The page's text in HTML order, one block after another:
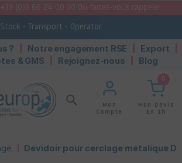
(0)3 66 24 00 30 Ou faites-vous rappeler
Stock - Transport - Operator
? Notre engagement RSE
Export
& GMS
Rejoignez-nous Blog
search
Mon
Compte
0
Mon Devis
En 1h
Dévidoir pour cerclage métalique